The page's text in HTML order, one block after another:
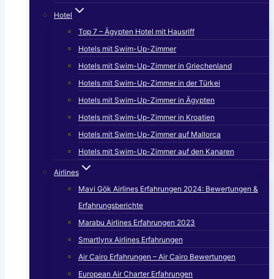
Hotel
Top 7 – Ägypten Hotel mit Hausriff
Hotels mit Swim-Up-Zimmer
Hotels mit Swim-Up-Zimmer in Griechenland
Hotels mit Swim-Up-Zimmer in der Türkei
Hotels mit Swim-Up-Zimmer in Ägypten
Hotels mit Swim-Up-Zimmer in Kroatien
Hotels mit Swim-Up-Zimmer auf Mallorca
Hotels mit Swim-Up-Zimmer auf den Kanaren
Airlines
Mavi Gök Airlines Erfahrungen 2024: Bewertungen &
Erfahrungsberichte
Marabu Airlines Erfahrungen 2023
Smartlynx Airlines Erfahrungen
Air Cairo Erfahrungen – Air Cairo Bewertungen
European Air Charter Erfahrungen